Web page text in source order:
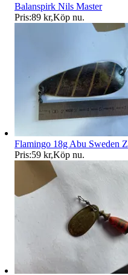
Balanspirk Nils Master
Pris:89 kr,Köp nu.
Flamingo 18g Abu Sweden Z
Pris:59 kr,Köp nu.